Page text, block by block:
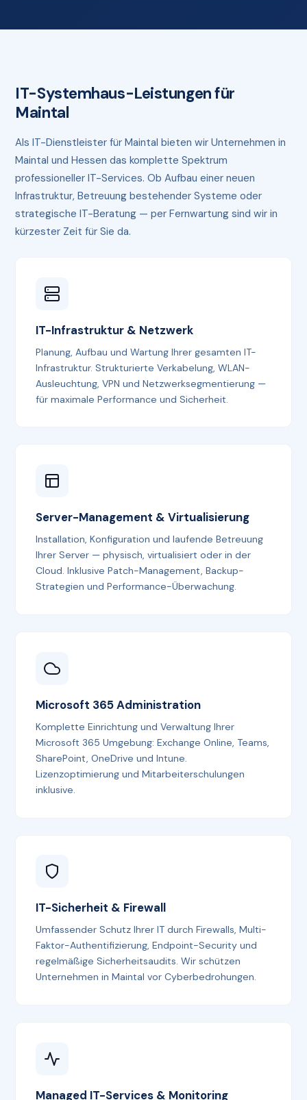
IT-Systemhaus-Leistungen für
Maintal
Als IT-Dienstleister für Maintal bieten wir Unternehmen in
Maintal und Hessen das komplette Spektrum
professioneller IT-Services. Ob Aufbau einer neuen
Infrastruktur, Betreuung bestehender Systeme oder
strategische IT-Beratung — per Fernwartung sind wir in
kürzester Zeit für Sie da.
IT-Infrastruktur & Netzwerk
Planung, Aufbau und Wartung Ihrer gesamten IT-
Infrastruktur. Strukturierte Verkabelung, WLAN-
Ausleuchtung, VPN und Netzwerksegmentierung —
für maximale Performance und Sicherheit.
Server-Management & Virtualisierung
Installation, Konfiguration und laufende Betreuung
Ihrer Server — physisch, virtualisiert oder in der
Cloud. Inklusive Patch-Management, Backup-
Strategien und Performance-Überwachung.
Microsoft 365 Administration
Komplette Einrichtung und Verwaltung Ihrer
Microsoft 365 Umgebung: Exchange Online, Teams,
SharePoint, OneDrive und Intune.
Lizenzoptimierung und Mitarbeiterschulungen
inklusive.
IT-Sicherheit & Firewall
Umfassender Schutz Ihrer IT durch Firewalls, Multi-
Faktor-Authentifizierung, Endpoint-Security und
regelmäßige Sicherheitsaudits. Wir schützen
Unternehmen in Maintal vor Cyberbedrohungen.
Managed IT-Services & Monitoring